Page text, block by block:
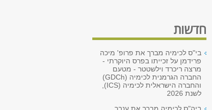
חדשות
בי"ס לכימיה מברך את פרופ' מיכה
פרידמן על זכייתו בפרס היוקרתי -
מרצה ריכרד וילשטטר - מטעם
החברה הגרמנית לכימיה (GDCh)
והחברה הישראלית לכימיה (ICS),
לשנת 2026